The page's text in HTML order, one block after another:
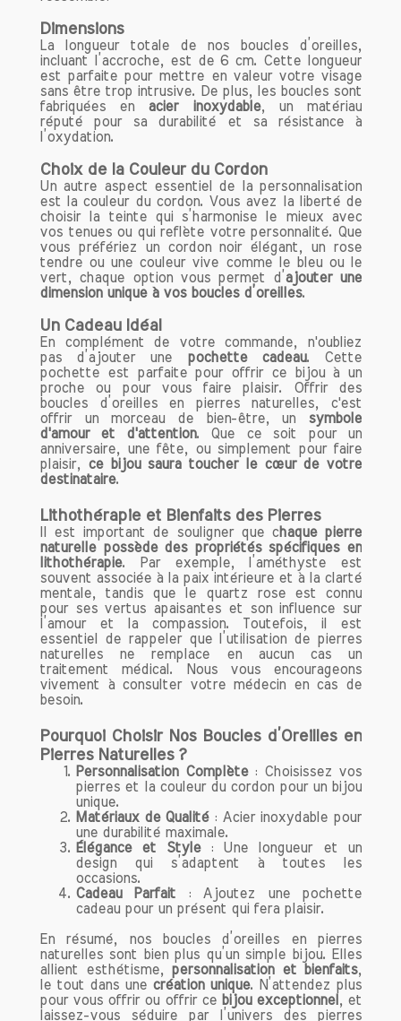
chaleureuses, faisant de la citrine une
pierre unique et facilement identifiable.
Les Bienfaits de la Pierre de Citrine
La citrine est souvent appelée la "pierre
de la bonne humeur" en raison de ses
émotionnel et physique. Voici un aperçu
détaillé de ses bienfaits.
Les Bienfaits Émotionnels de la
Citrine
Une Source de Joie et de Générosité
La citrine est réputée pour sa capacité à
éveiller la joie de vivre et à encourager
la générosité. En portant cette pierre,
vous pouvez ressentir un regain
d'énergie positive qui vous pousse à
partager et à apprécier les petites joies
du quotidien. Elle agit comme un
puissant booster d'humeur, aidant à
chasser les pensées négatives et à
promouvoir un état d'esprit optimiste.
difficiles, la citrine peut être un véritable
remède, apportant une lumière nouvelle
dans leur vie.
Apaiser les Angoisses
Dans un monde où le stress et l'anxiété
sont omniprésents, la citrine se
présente comme une pierre apaisante.
Elle est connue pour ses propriétés
calmantes, permettant de libérer l'esprit
la citrine, vous pouvez apprendre à
lâcher prise et à vous concentrer sur le
moment présent, favorisant ainsi un
état de sérénité. Que ce soit au travail,
à l'école ou dans votre vie personnelle,
la citrine peut vous aider à gérer le
stress avec plus de facilité.
Une Pierre de Protection
La citrine ne se contente pas d'apporter
des bénéfices émotionnels ; elle est
également une pierre protectrice. Elle
crée un bouclier contre les influences
négatives des autres, en filtrant les
énergies indésirables qui peuvent
Dimensions
La longueur totale de nos boucles d’oreilles,
incluant l’accroche, est de 6 cm. Cette longueur
est parfaite pour mettre en valeur votre visage
sans être trop intrusive. De plus, les boucles sont
fabriquées en acier inoxydable, un matériau
réputé pour sa durabilité et sa résistance à
l’oxydation.
Choix de la Couleur du Cordon
Un autre aspect essentiel de la personnalisation
est la couleur du cordon. Vous avez la liberté de
choisir la teinte qui s’harmonise le mieux avec
vos tenues ou qui reflète votre personnalité. Que
vous préfériez un cordon noir élégant, un rose
tendre ou une couleur vive comme le bleu ou le
vert, chaque option vous permet d’ ajouter une
dimension unique à vos boucles d’oreilles.
Un Cadeau Idéal
En complément de votre commande, n'oubliez
pas d’ajouter une pochette cadeau. Cette
pochette est parfaite pour offrir ce bijou à un
proche ou pour vous faire plaisir. Offrir des
boucles d’oreilles en pierres naturelles, c'est
offrir un morceau de bien-être, un symbole
d'amour et d'attention. Que ce soit pour un
anniversaire, une fête, ou simplement pour faire
plaisir, ce bijou saura toucher le cœur de votre
destinataire.
Lithothérapie et Bienfaits des Pierres
Il est important de souligner que chaque pierre
naturelle possède des propriétés spécifiques en
lithothérapie. Par exemple, l’améthyste est
souvent associée à la paix intérieure et à la clarté
mentale, tandis que le quartz rose est connu
pour ses vertus apaisantes et son influence sur
l’amour et la compassion. Toutefois, il est
essentiel de rappeler que l’utilisation de pierres
naturelles ne remplace en aucun cas un
traitement médical. Nous vous encourageons
vivement à consulter votre médecin en cas de
besoin.
Pourquoi Choisir Nos Boucles d’Oreilles en
Pierres Naturelles ?
Personnalisation Complète: Choisissez vos
pierres et la couleur du cordon pour un bijou
unique.
Matériaux de Qualité: Acier inoxydable pour
une durabilité maximale.
Élégance et Style: Une longueur et un
design qui s’adaptent à toutes les
occasions.
Cadeau Parfait : Ajoutez une pochette
cadeau pour un présent qui fera plaisir.
En résumé, nos boucles d’oreilles en pierres
naturelles sont bien plus qu’un simple bijou. Elles
allient esthétisme, personnalisation et bienfaits,
le tout dans une création unique. N’attendez plus
pour vous offrir ou offrir ce bijou exceptionnel , et
laissez-vous séduire par l’univers des pierres